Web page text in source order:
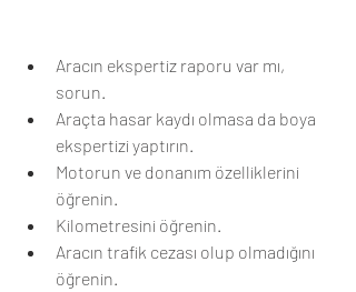
Aracın ekspertiz raporu var mı,
sorun.
Araçta hasar kaydı olmasa da boya
ekspertizi yaptırın.
Motorun ve donanım özelliklerini
öğrenin.
Kilometresini öğrenin.
Aracın trafik cezası olup olmadığını
öğrenin.